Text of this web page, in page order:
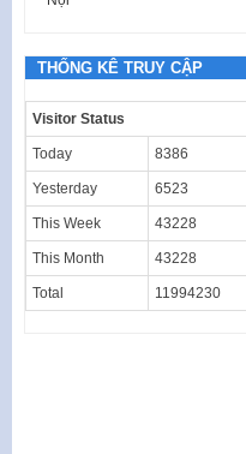
THỐNG KÊ TRUY CẬP
Visitor Status
Today 8386
Yesterday 6523
This Week 43228
This Month 43228
Total 11994230